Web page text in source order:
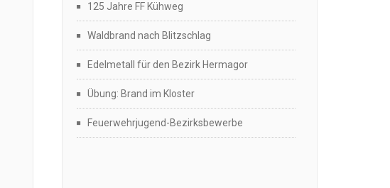
125 Jahre FF Kühweg
Waldbrand nach Blitzschlag
Edelmetall für den Bezirk Hermagor
Übung: Brand im Kloster
Feuerwehrjugend-Bezirksbewerbe